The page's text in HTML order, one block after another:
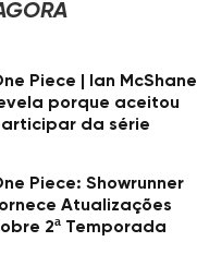
Piece | Ian McShane
porque aceitou
da série
Piece: Showrunner
Atualizações
2ª Temporada